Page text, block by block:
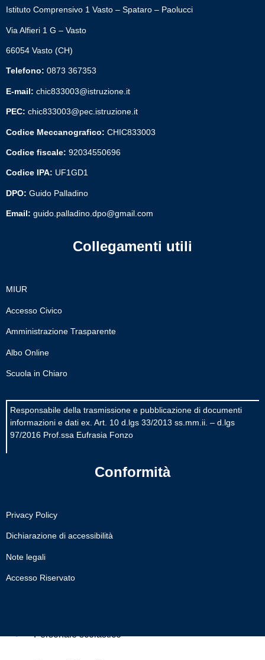
La storia
Le persone
Le persone
Dirigente scolastico
La scuola in numeri
Regolamenti e codici di
Regolamento di evacuazione
Modulistica scuola secondaria I grado
Organizzazione
Organi collegiali
La storia del nostro istituto
Servizi
Personale scolastico
Istituto Comprensivo 1 Vasto – Spataro – Paolucci
Via Alfieri 1 G – Vasto
66054 Vasto (CH)
Telefono: 0873 367353
E-mail: chic833003@istruzione.it
PEC: chic833003@pec.istruzione.it
Codice Meccanografico: CHIC833003
Codice fiscale: 92034550696
Codice IPA: UF1GD1
DPO: Guido Palladino
Email: guido.palladino.dpo@gmail.com
Collegamenti utili
MIUR
Accesso Civico
Amministrazione Trasparente
Albo Online
Scuola in Chiaro
Responsabile della trasmissione e pubblicazione di documenti
informazioni e dati ex. Art. 10 d.lgs 33/2013 ss.mm.ii. – d.lgs
97/2016 Prof.ssa Eufrasia Fonzo
Conformità
Privacy Policy
Dichiarazione di accessibilità
Note legali
Accesso Riservato